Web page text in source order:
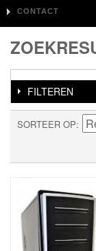
CONTACT
FILTEREN
SORTEER OP